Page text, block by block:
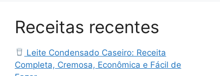
Receitas recentes
Leite Condensado Caseiro: Receita
Completa, Cremosa, Econômica e Fácil de